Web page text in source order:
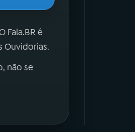
Fala.BR é
Ouvidorias.
não se